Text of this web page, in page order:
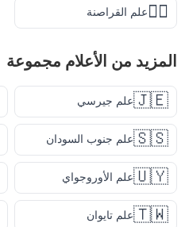
🏴‍☠️علم القراصنة
المزيد من الأعلام مجموعة
🇯🇪علم جيرسي
🇸🇸علم جنوب السودان
🇺🇾علم الأوروجواي
🇹🇼علم تايوان